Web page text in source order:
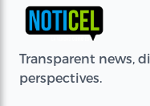
Transparent news,
perspectives.